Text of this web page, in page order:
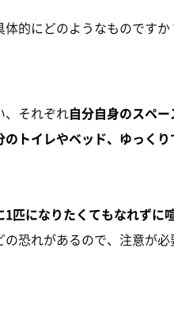
的にどのようなものですか
、それぞれ自分自身のスペ
のトイレやベッド、ゆっく
1匹になりたくてもなれずに
の恐れがあるので、注意が必